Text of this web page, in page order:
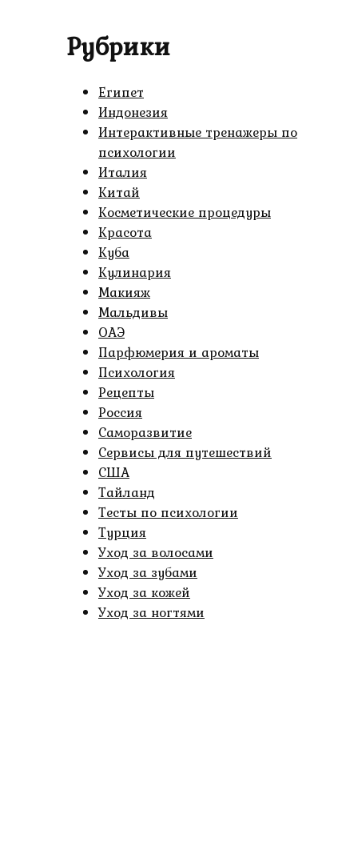
Рубрики
Египет
Индонезия
Интерактивные тренажеры по
психологии
Италия
Китай
Косметические процедуры
Красота
Куба
Кулинария
Макияж
Мальдивы
ОАЭ
Парфюмерия и ароматы
Психология
Рецепты
Россия
Саморазвитие
Сервисы для путешествий
США
Тайланд
Тесты по психологии
Турция
Уход за волосами
Уход за зубами
Уход за кожей
Уход за ногтями